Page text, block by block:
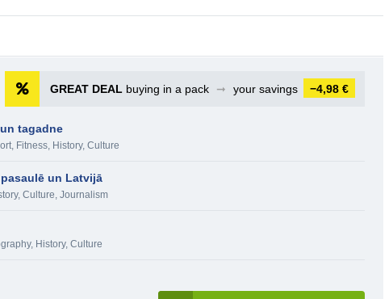
GREAT DEAL buying in a pack ➞ your savings −4,98 €
tagadne
Fitness, History, Culture
un Latvijā
Culture, Journalism
, History, Culture